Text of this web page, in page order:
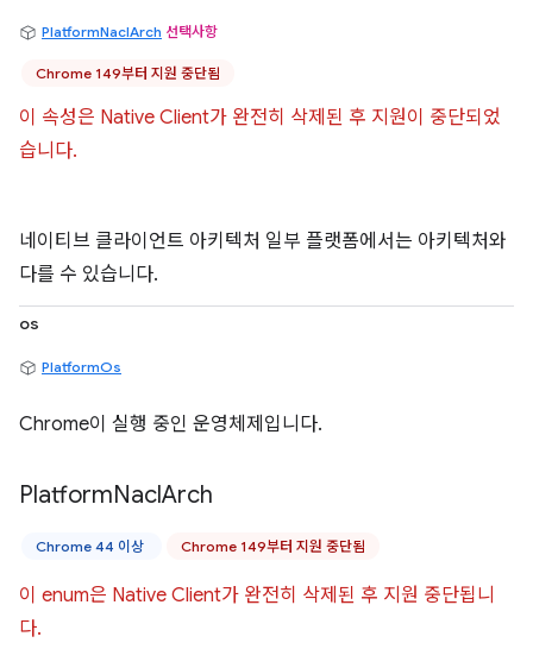
PlatformNaclArch 선택사항
Chrome 149부터 지원 중단됨
이 속성은 Native Client가 완전히 삭제된 후 지원이 중단되었
습니다.
네이티브 클라이언트 아키텍처 일부 플랫폼에서는 아키텍처와
다를 수 있습니다.
os
PlatformOs
Chrome이 실행 중인 운영체제입니다.
PlatformNaclArch
Chrome 44 이상 Chrome 149부터 지원 중단됨
이 enum은 Native Client가 완전히 삭제된 후 지원 중단됩니
다.